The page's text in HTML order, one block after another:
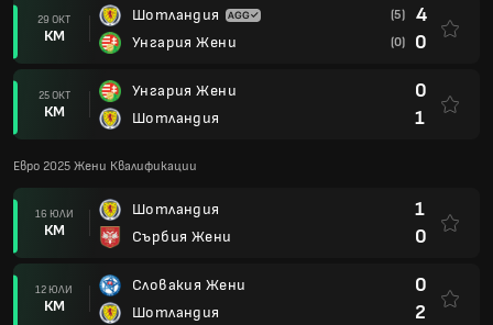
29 ОКТ
КМ
Шотландия
Унгария Жени
(5) 4
(0) 0
25 ОКТ
КМ
Унгария Жени
Шотландия
0
1
Евро 2025 Жени Квалификации
16 ЮЛИ
КМ
Шотландия
Сърбия Жени
1
0
12 ЮЛИ
КМ
Словакия Жени
Шотландия
0
2